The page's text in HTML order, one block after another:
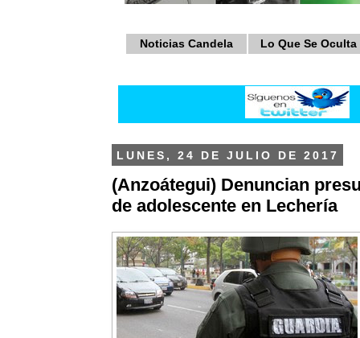
Noticias Candela Lo Que Se Oculta
LUNES, 24 DE JULIO DE 2017
(Anzoátegui) Denuncian
de adolescente en Lechería